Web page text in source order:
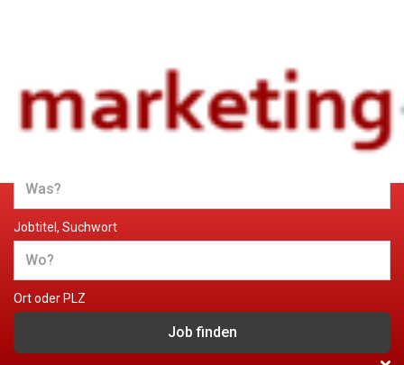
Jobs und Stellenangebote im
Marketing
Jobtitel, Suchwort
Ort oder PLZ